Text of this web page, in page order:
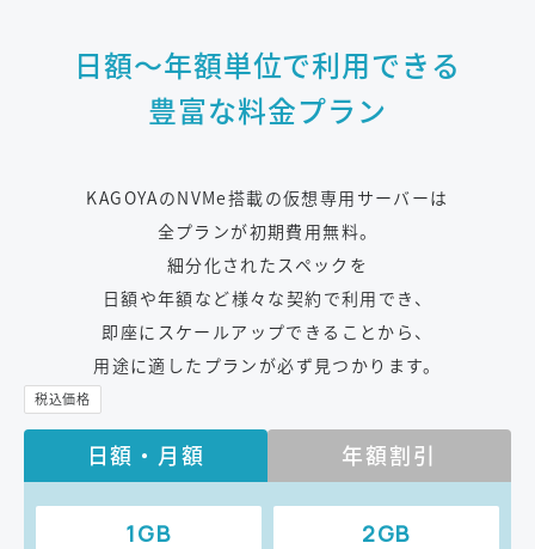
日額～年額単位で利用できる
豊富な料金プラン
KAGOYAのNVMe搭載の仮想専用サーバーは
全プランが初期費用無料。
細分化されたスペックを
日額や年額など様々な契約で利用でき、
即座にスケールアップできることから、
用途に適したプランが必ず見つかります。
日額・月額 年額割引
1GB 2GB